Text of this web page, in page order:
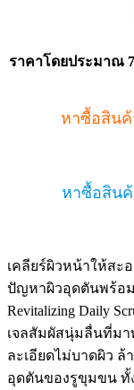
ราคาโดยประมาณ
หาซื้อสินค้
หาซื้อสินค้
เคลียร์ผิวหน้าให้สะ
ปัญหาผิวอุดตันพร้อม
Revitalizing Daily
เจลสัมผัสนุ่มลื่นที่มา
ละเอียดไม่บาดผิว ล้
อุดตันของรูขุมขน ทั้